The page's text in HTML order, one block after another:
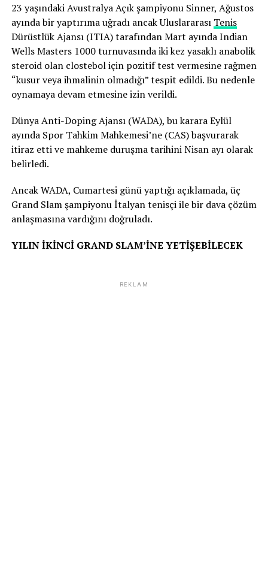
23 yaşındaki Avustralya Açık şampiyonu Sinner, Ağustos
ayında bir yaptırıma uğradı ancak Uluslararası Tenis
Dürüstlük Ajansı (ITIA) tarafından Mart ayında Indian
Wells Masters 1000 turnuvasında iki kez yasaklı anabolik
steroid olan clostebol için pozitif test vermesine rağmen
“kusur veya ihmalinin olmadığı” tespit edildi. Bu nedenle
oynamaya devam etmesine izin verildi.
Dünya Anti-Doping Ajansı (WADA), bu karara Eylül
ayında Spor Tahkim Mahkemesi’ne (CAS) başvurarak
itiraz etti ve mahkeme duruşma tarihini Nisan ayı olarak
belirledi.
Ancak WADA, Cumartesi günü yaptığı açıklamada, üç
Grand Slam şampiyonu İtalyan tenisçi ile bir dava çözüm
anlaşmasına vardığını doğruladı.
YILIN İKİNCİ GRAND SLAM’İNE YETİŞEBİLECEK
REKLAM